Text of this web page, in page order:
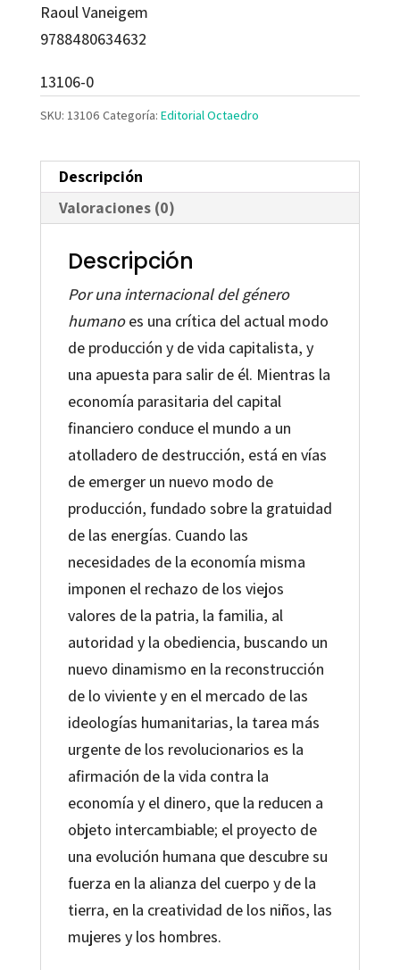
Raoul Vaneigem
9788480634632
13106-0
SKU: 13106 Categoría: Editorial Octaedro
Descripción
Valoraciones (0)
Descripción
Por una internacional del género
humanoes una crítica del actual modo
de producción y de vida capitalista, y
una apuesta para salir de él. Mientras la
economía parasitaria del capital
financiero conduce el mundo a un
atolladero de destrucción, está en vías
de emerger un nuevo modo de
producción, fundado sobre la gratuidad
de las energías. Cuando las
necesidades de la economía misma
imponen el rechazo de los viejos
valores de la patria, la familia, al
autoridad y la obediencia, buscando un
nuevo dinamismo en la reconstrucción
de lo viviente y en el mercado de las
ideologías humanitarias, la tarea más
urgente de los revolucionarios es la
afirmación de la vida contra la
economía y el dinero, que la reducen a
objeto intercambiable; el proyecto de
una evolución humana que descubre su
fuerza en la alianza del cuerpo y de la
tierra, en la creatividad de los niños, las
mujeres y los hombres.